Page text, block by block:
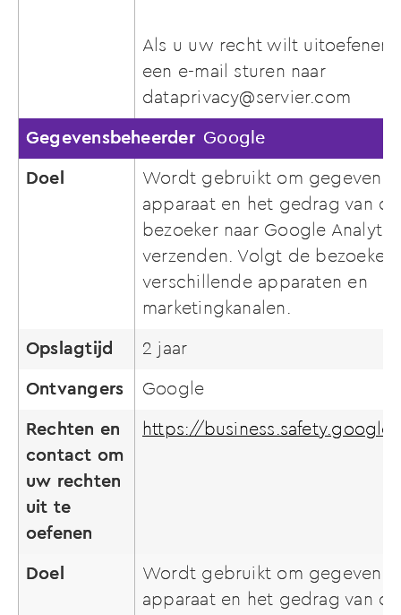
Als u uw recht wilt uitoefenen,
een e-mail sturen naar
dataprivacy@servier.com
Gegevensbeheerder Google
Doel
Wordt gebruikt om gegevens
apparaat en het gedrag van de
bezoeker naar Google
verzenden. Volgt de bezoeker
verschillende apparaten en
marketingkanalen.
Opslagtijd 2 jaar
Ontvangers Google
Rechten en
contact om
uw rechten
uit te
oefenen
https://
Doel
Wordt gebruikt om gegevens
apparaat en het gedrag van de